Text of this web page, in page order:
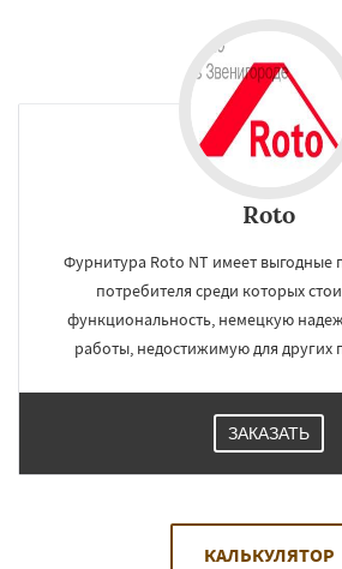
Roto
Фурнитура Roto NT имеет выгодные
потребителя среди которых
функциональность, немецкую
работы, недостижимую для других
ЗАКАЗАТЬ
КАЛЬКУЛЯТОР